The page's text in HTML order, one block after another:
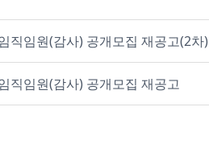
직임원(감사) 공개모집 재공고(2차)
직임원(감사) 공개모집 재공고